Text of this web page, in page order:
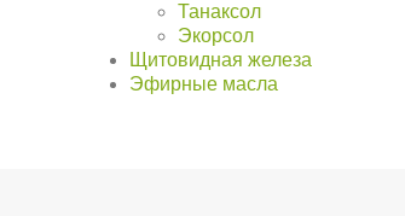
Танаксол
Экорсол
Щитовидная железа
Эфирные масла